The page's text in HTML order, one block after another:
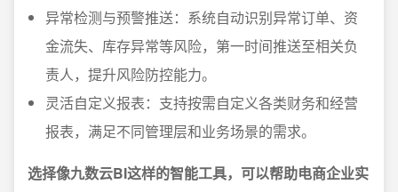
异常检测与预警推送：系统自动识别异常订单、资
金流失、库存异常等风险，第一时间推送至相关负
责人，提升风险防控能力。
灵活自定义报表：支持按需自定义各类财务和经营
报表，满足不同管理层和业务场景的需求。
选择像九数云BI这样的智能工具，可以帮助电商企业实